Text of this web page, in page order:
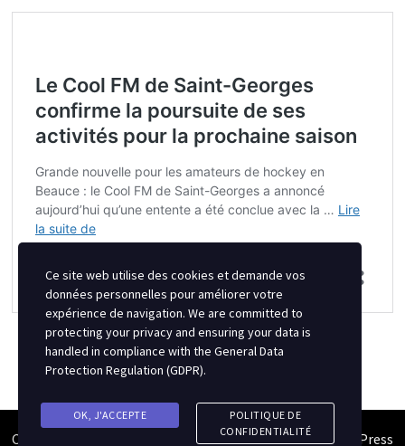
Copyright © 2026 Semipro Magazine. Alimenté parWordPress
Ce site web utilise des cookies et demande vos
données personnelles pour améliorer votre
expérience de navigation. We are committed to
protecting your privacy and ensuring your data is
handled in compliance with the General Data
Protection Regulation (GDPR).
OK, J'ACCEPTE
POLITIQUE DE
CONFIDENTIALITÉ